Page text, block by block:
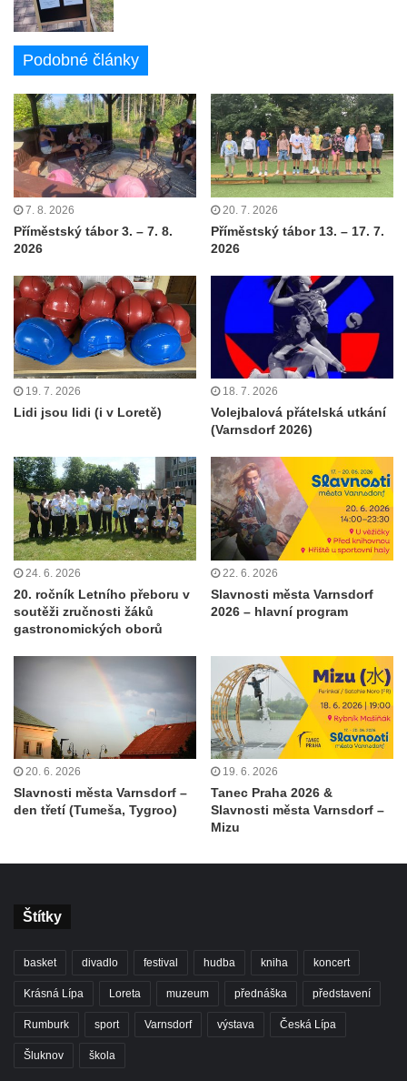
Podobné články
7. 8. 2026
Příměstský tábor 3. – 7. 8.
2026
20. 7. 2026
Příměstský tábor 13. – 17. 7.
2026
19. 7. 2026
Lidi jsou lidi (i v Loretě)
18. 7. 2026
Volejbalová přátelská utkání
(Varnsdorf 2026)
24. 6. 2026
20. ročník Letního přeboru v
soutěži zručnosti žáků
gastronomických oborů
22. 6. 2026
Slavnosti města Varnsdorf
2026 – hlavní program
20. 6. 2026
Slavnosti města Varnsdorf –
den třetí (Tumeša, Tygroo)
19. 6. 2026
Tanec Praha 2026 &
Slavnosti města Varnsdorf –
Mizu
Štítky
basket divadlo festival hudba kniha koncert
Krásná Lípa Loreta muzeum přednáška představení
Rumburk sport Varnsdorf výstava Česká Lípa
Šluknov škola